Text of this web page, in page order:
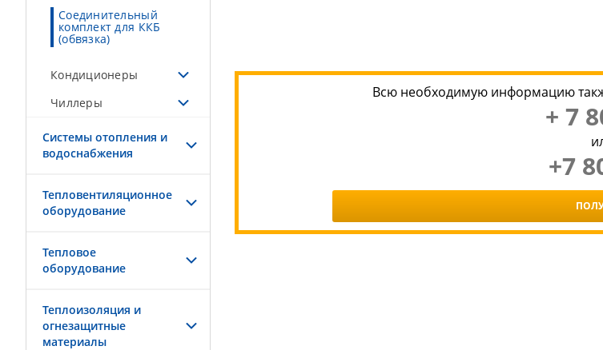
Соединительный
комплект для ККБ
(обвязка)
Кондиционеры
Чиллеры
Системы отопления и
водоснабжения
Тепловентиляционное
оборудование
Тепловое
оборудование
Теплоизоляция и
огнезащитные
материалы
Всю необходимую информацию
+ 7
+7